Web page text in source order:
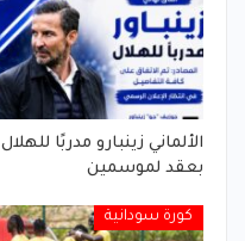
الألماني زينبارو مدربًا للهلال
بعقد لموسمين
كورة سودانية